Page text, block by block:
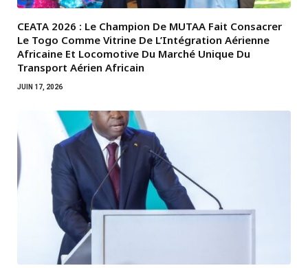
CEATA 2026 : Le Champion De MUTAA Fait Consacrer
Le Togo Comme Vitrine De L’Intégration Aérienne
Africaine Et Locomotive Du Marché Unique Du
Transport Aérien Africain
JUIN 17, 2026